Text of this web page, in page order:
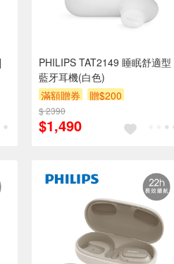
PHILIPS TAT2149 睡眠舒適型
藍牙耳機(白色)
滿額贈券
贈$200
$ 2390
$1,490